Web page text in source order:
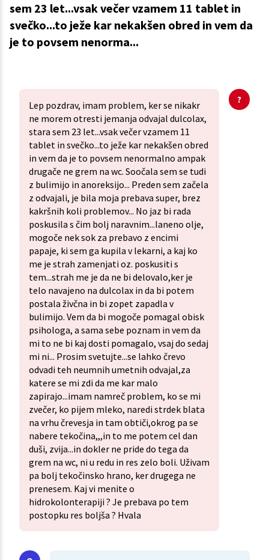
sem 23 let...vsak večer vzamem 11 tablet in
svečko...to ježe kar nekakšen obred in vem da
je to povsem nenorma...
Lep pozdrav, imam problem, ker se nikakr
ne morem otresti jemanja odvajal dulcolax,
stara sem 23 let...vsak večer vzamem 11
tablet in svečko...to ježe kar nekakšen obred
in vem da je to povsem nenormalno ampak
drugače ne grem na wc. Soočala sem se tudi
z bulimijo in anoreksijo... Preden sem začela
z odvajali, je bila moja prebava super, brez
kakršnih koli problemov... No jaz bi rada
poskusila s čim bolj naravnim...laneno olje,
mogoče nek sok za prebavo z encimi
papaje, ki sem ga kupila v lekarni, a kaj ko
me je strah zamenjati oz. poskusiti s
tem...strah me je da ne bi delovalo,ker je
telo navajeno na dulcolax in da bi potem
postala živčna in bi zopet zapadla v
bulimijo. Vem da bi mogoče pomagal obisk
psihologa, a sama sebe poznam in vem da
mi to ne bi kaj dosti pomagalo, vsaj do sedaj
mi ni... Prosim svetujte...se lahko črevo
odvadi teh neumnih umetnih odvajal,za
katere se mi zdi da me kar malo
zapirajo...imam namreč problem, ko se mi
zvečer, ko pijem mleko, naredi strdek blata
na vrhu črevesja in tam obtiči,okrog pa se
nabere tekočina,,,in to me potem cel dan
duši, zvija...in dokler ne pride do tega da
grem na wc, ni u redu in res zelo boli. Uživam
pa bolj tekočinsko hrano, ker drugega ne
prenesem. Kaj vi menite o
hidrokolonterapiji ? Je prebava po tem
postopku res boljša ? Hvala